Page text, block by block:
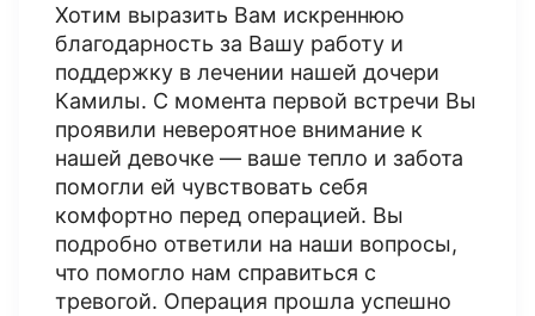
Хотим выразить Вам искреннюю
благодарность за Вашу работу и
поддержку в лечении нашей дочери
Камилы. С момента первой встречи Вы
проявили невероятное внимание к
нашей девочке — ваше тепло и забота
помогли ей чувствовать себя
комфортно перед операцией. Вы
подробно ответили на наши вопросы,
что помогло нам справиться с
тревогой. Операция прошла успешно